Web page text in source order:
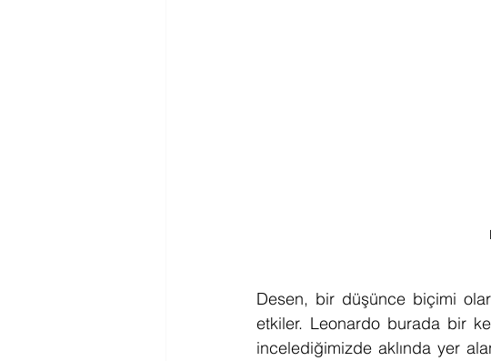
Desen, bir düşünce biçimi
etkiler. Leonardo burada bir
incelediğimizde aklında yer